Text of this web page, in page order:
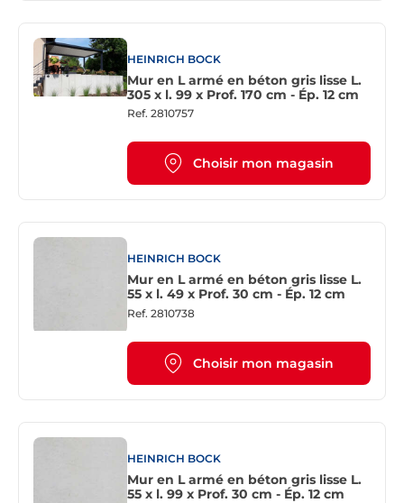
HEINRICH BOCK
Mur en L armé en béton gris lisse L.
305 x l. 99 x Prof. 170 cm - Ép. 12 cm
Ref. 2810757
Choisir mon magasin
HEINRICH BOCK
Mur en L armé en béton gris lisse L.
55 x l. 49 x Prof. 30 cm - Ép. 12 cm
Ref. 2810738
Choisir mon magasin
HEINRICH BOCK
Mur en L armé en béton gris lisse L.
55 x l. 99 x Prof. 30 cm - Ép. 12 cm